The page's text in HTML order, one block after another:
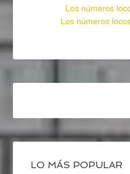
Los números
Los números
LO MÁS POPULAR